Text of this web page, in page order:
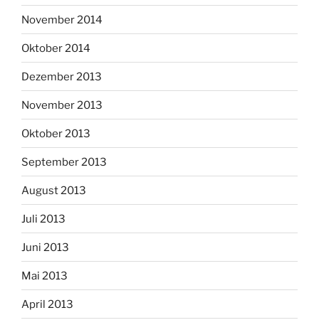
November 2014
Oktober 2014
Dezember 2013
November 2013
Oktober 2013
September 2013
August 2013
Juli 2013
Juni 2013
Mai 2013
April 2013